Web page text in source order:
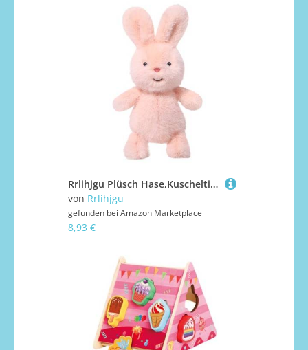
Rrlihjgu Plüsch Hase,Kuscheltier Kinder Cartoon Häschen - Kuscheliges Sammlerstück Weicher Begleiter Zum Trösten Und Kuscheln Für Kinder Und Erwachsene
von Rrlihjgu
gefunden bei Amazon Marketplace
8,93 €